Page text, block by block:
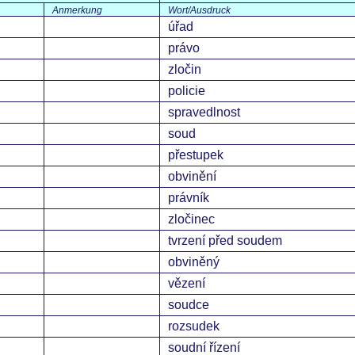
Anmerkung Wort/Ausdruck
úřad
právo
zločin
policie
spravedlnost
soud
přestupek
obvinění
právník
zločinec
tvrzení před soudem
obviněný
vězení
soudce
rozsudek
soudní řízení